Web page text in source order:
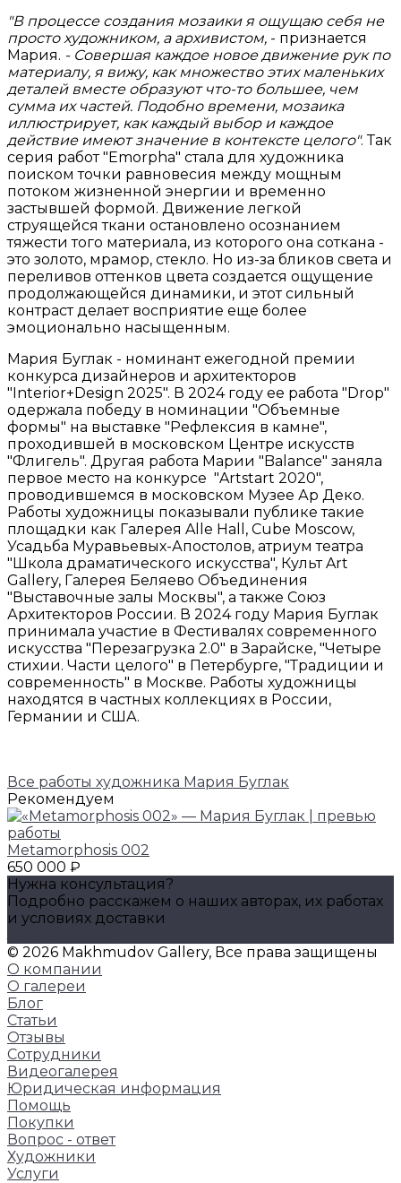
"В процессе создания мозаики я ощущаю себя не
просто художником, а архивистом, - признается
Мария. - Совершая каждое новое движение рук по
материалу, я вижу, как множество этих маленьких
деталей вместе образуют что-то большее, чем
сумма их частей. Подобно времени, мозаика
иллюстрирует, как каждый выбор и каждое
действие имеют значение в контексте целого". Так
серия работ "Emorpha" стала для художника
поиском точки равновесия между мощным
потоком жизненной энергии и временно
застывшей формой. Движение легкой
струящейся ткани остановлено осознанием
тяжести того материала, из которого она соткана -
это золото, мрамор, стекло. Но из-за бликов света и
переливов оттенков цвета создается ощущение
продолжающейся динамики, и этот сильный
контраст делает восприятие еще более
эмоционально насыщенным.
Мария Буглак - номинант ежегодной премии
конкурса дизайнеров и архитекторов
"Interior+Design 2025". В 2024 году ее работа "Drop"
одержала победу в номинации "Объемные
формы" на выставке "Рефлексия в камне",
проходившей в московском Центре искусств
"Флигель". Другая работа Марии "Balance" заняла
первое место на конкурсе "Artstart 2020",
проводившемся в московском Музее Ар Деко.
Работы художницы показывали публике такие
площадки как Галерея Alle Hall, Cube Moscow,
Усадьба Муравьевых-Апостолов, атриум театра
"Школа драматического искусства", Культ Art
Gallery, Галерея Беляево Объединения
"Выставочные залы Москвы", а также Союз
Архитекторов России. В 2024 году Мария Буглак
принимала участие в Фестивалях современного
искусства "Перезагрузка 2.0" в Зарайске, "Четыре
стихии. Части целого" в Петербурге, "Традиции и
современность" в Москве. Работы художницы
находятся в частных коллекциях в России,
Германии и США.
Все работы художника Мария Буглак
Рекомендуем
Metamorphosis 002
650 000 ₽
Нужна консультация?
Подробно расскажем о наших авторах, их работах
и условиях доставки
© 2026 Makhmudov Gallery, Все права защищены
О компании
О галереи
Блог
Статьи
Отзывы
Сотрудники
Видеогалерея
Юридическая информация
Помощь
Покупки
Вопрос - ответ
Художники
Услуги